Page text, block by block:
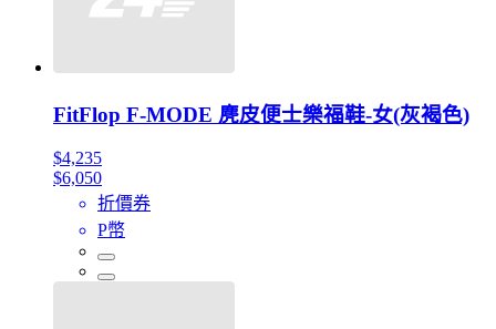
FitFlop F-MODE 麂皮便士樂福鞋-女(灰褐色)
$4,235
$6,050
折價券
P幣